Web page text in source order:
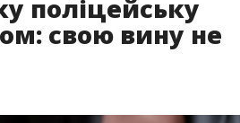
поліцейську
свою вину не